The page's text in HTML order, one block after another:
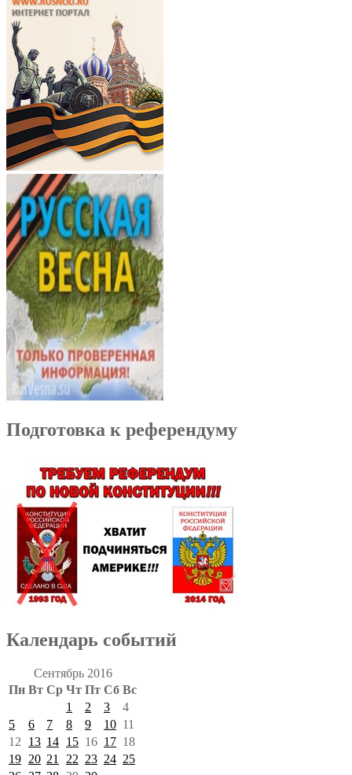
Подготовка к референдуму
Календарь событий
Сентябрь 2016
Пн Вт Ср Чт Пт Сб Вс
1
2 3
4
5
6 7 8 9 10 11
12
13 14 15 16 17 18
19 20 21 22 23 24 25